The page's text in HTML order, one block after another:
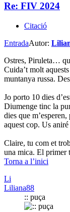
Re: FIV 2024
Citació
EntradaAutor:
Ostres, Piruleta…
Cuida’t molt
muntanya russa.
Jo porto 10 dies
Diumenge tinc la
dies que
aquest cop. Us
Claire, tu com et
una mica. El primer
Torna a l’inici
Li
Liliana88
:: puça